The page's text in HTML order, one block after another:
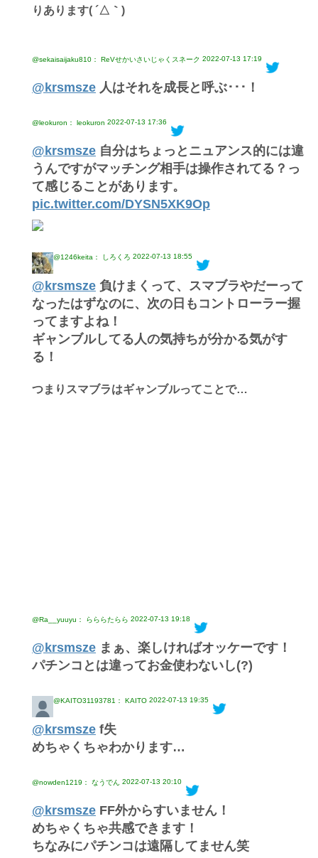
りあります( ´△｀)
@sekaisaijaku810： ReVせかいさいじゃくスネーク 2022-07-13 17:19
@krsmsze 人はそれを成長と呼ぶ･･･！
@leokuron： leokuron 2022-07-13 17:36
@krsmsze 自分はちょっとニュアンス的には違
うんですがマッチング相手は操作されてる？っ
て感じることがあります。
pic.twitter.com/DYSN5XK9Op
@1246keita： しろくろ 2022-07-13 18:55
@krsmsze 負けまくって、スマブラやだーって
なったはずなのに、次の日もコントローラー握
ってますよね！
ギャンブルしてる人の気持ちが分かる気がす
る！
つまりスマブラはギャンブルってことで…
@Ra__yuuyu： らららたらら 2022-07-13 19:18
@krsmsze まぁ、楽しければオッケーです！
パチンコとは違ってお金使わないし(?)
@KAITO31193781： KAITO 2022-07-13 19:35
@krsmsze f失
めちゃくちゃわかります…
@nowden1219： なうでん 2022-07-13 20:10
@krsmsze FF外からすいません！
めちゃくちゃ共感できます！
ちなみにパチンコは遠隔してません笑